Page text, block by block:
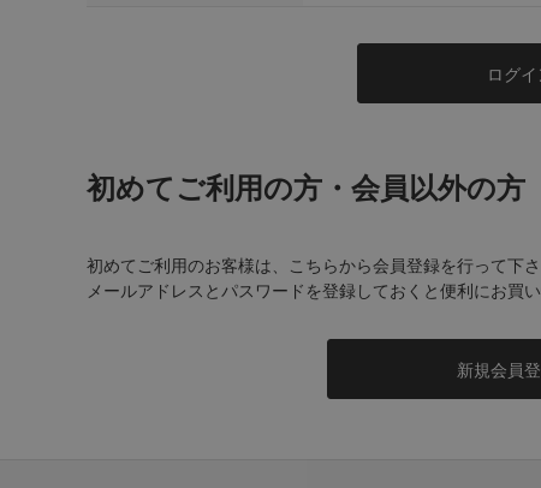
初めてご利用の方・会員以外の方
初めてご利用のお客様は、こちらから会員登録を行って下さ
メールアドレスとパスワードを登録しておくと便利にお買